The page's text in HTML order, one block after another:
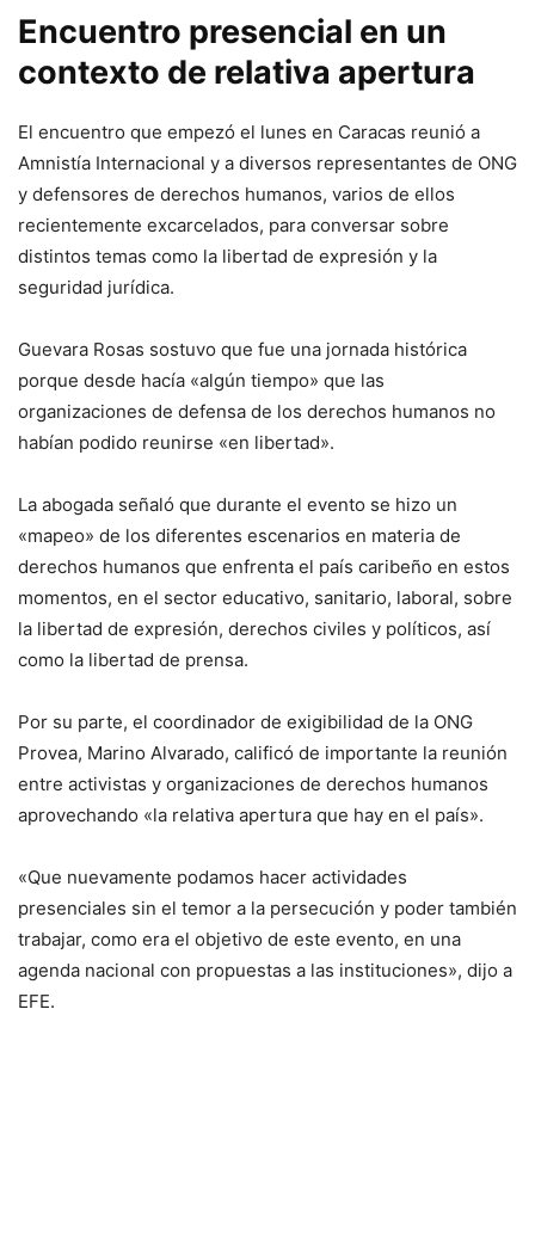
Encuentro presencial en un
contexto de relativa apertura
El encuentro que empezó el lunes en Caracas reunió a
Amnistía Internacional y a diversos representantes de ONG
y defensores de derechos humanos, varios de ellos
recientemente excarcelados, para conversar sobre
distintos temas como la libertad de expresión y la
seguridad jurídica.
Guevara Rosas sostuvo que fue una jornada histórica
porque desde hacía «algún tiempo» que las
organizaciones de defensa de los derechos humanos no
habían podido reunirse «en libertad».
La abogada señaló que durante el evento se hizo un
«mapeo» de los diferentes escenarios en materia de
derechos humanos que enfrenta el país caribeño en estos
momentos, en el sector educativo, sanitario, laboral, sobre
la libertad de expresión, derechos civiles y políticos, así
como la libertad de prensa.
Por su parte, el coordinador de exigibilidad de la ONG
Provea, Marino Alvarado, calificó de importante la reunión
entre activistas y organizaciones de derechos humanos
aprovechando «la relativa apertura que hay en el país».
«Que nuevamente podamos hacer actividades
presenciales sin el temor a la persecución y poder también
trabajar, como era el objetivo de este evento, en una
agenda nacional con propuestas a las instituciones», dijo a
EFE.